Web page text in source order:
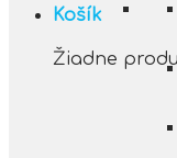
Košík
Žiadne